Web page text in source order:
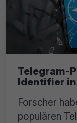
Telegram-
Identifier
Forscher
populären